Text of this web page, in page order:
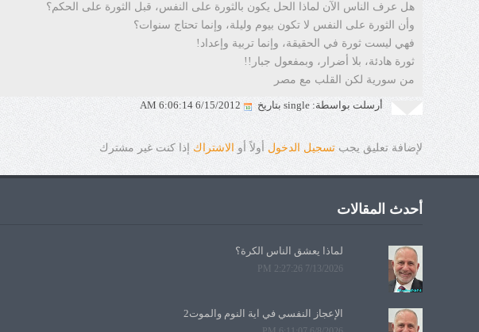
هل عرف الناس الآن لماذا الحل يكون بالثورة على النفس، قبل الثورة على الحكم؟
وأن الثورة على النفس لا تكون بيوم وليلة، وإنما تحتاج سنوات؟
فهي ليست ثورة في الحقيقة، وإنما تربية وإعداد!
ثورة هادئة، بلا أضرار، وبمفعول جبار!!
من سورية لكن القلب مع مصر
أرسلت بواسطة: single بتاريخ 6/15/2012 6:06:14 AM
لإضافة تعليق يجبتسجيل الدخول أولاً أو الاشتراكإذا كنت غير مشترك
أحدث المقالات
لماذا يعشق الناس الكرة؟
7/13/2026 2:27:26 PM
الإعجاز النفسي في آية النوم والموت2